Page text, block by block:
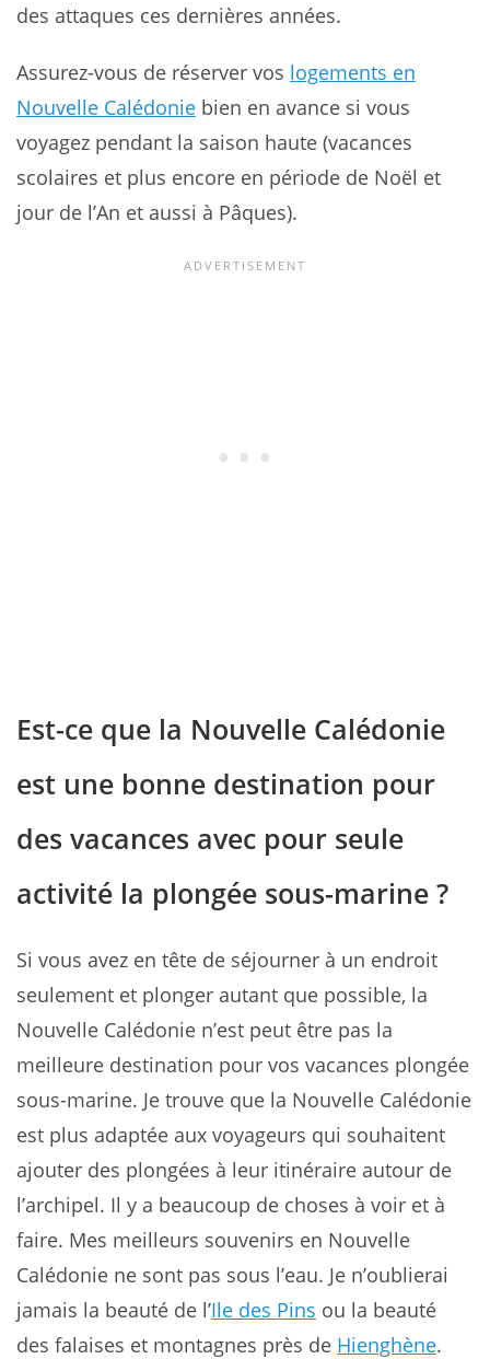
des attaques ces dernières années.
Assurez-vous de réserver vos logements en
Nouvelle Calédonie bien en avance si vous
voyagez pendant la saison haute (vacances
scolaires et plus encore en période de Noël et
jour de l’An et aussi à Pâques).
Est-ce que la Nouvelle Calédonie
est une bonne destination pour
des vacances avec pour seule
activité la plongée sous-marine ?
Si vous avez en tête de séjourner à un endroit
seulement et plonger autant que possible, la
Nouvelle Calédonie n’est peut être pas la
meilleure destination pour vos vacances plongée
sous-marine. Je trouve que la Nouvelle Calédonie
est plus adaptée aux voyageurs qui souhaitent
ajouter des plongées à leur itinéraire autour de
l’archipel. Il y a beaucoup de choses à voir et à
faire. Mes meilleurs souvenirs en Nouvelle
Calédonie ne sont pas sous l’eau. Je n’oublierai
jamais la beauté de l’Ile des Pins ou la beauté
des falaises et montagnes près de Hienghène.